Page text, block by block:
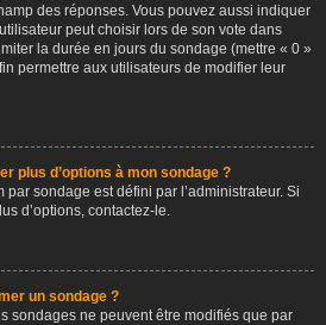
des réponses. Vous pouvez aussi indiquer
peut choisir lors de son vote dans
la durée en jours du sondage (mettre « 0 »
permettre aux utilisateurs de modifier leur
plus d’options à mon sondage ?
par sondage est défini par l’administrateur. Si
d’options, contactez-le.
un sondage ?
sondages ne peuvent être modifiés que par